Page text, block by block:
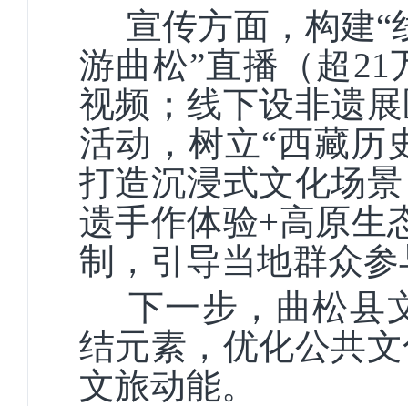
宣传方面，构建“
游曲松”直播（超
视频；线下设非遗
活动，树立“西藏
打造沉浸式文化场
遗手作体验+高原生
制，引导当地群众
下一步，曲松县
结元素，优化公共
文旅动能。